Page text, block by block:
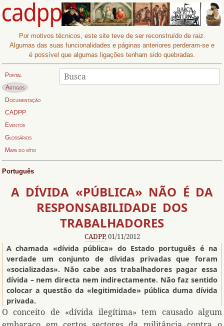
Por motivos técnicos, este site teve de ser reconstruído de raiz.
Algumas das suas funcionalidades e páginas anteriores perderam-se e
é possível que algumas ligações tenham sido quebradas.
Portal
Página actual:
Artigos
Documentação
CADPP
Eventos
Glossários
Mapa do sítio
Busca:
Procurar
Português
A DÍVIDA «PÚBLICA» NÃO É DA
RESPONSABILIDADE DOS
TRABALHADORES
CADPP, 01/11/2012
A chamada «dívida pública» do Estado português é na
verdade um conjunto de dívidas privadas que foram
«socializadas». Não cabe aos trabalhadores pagar essa
dívida – nem directa nem indirectamente. Não faz sentido
colocar a questão da «legitimidade» pública duma dívida
privada.
O conceito de «dívida ilegítima» tem causado algum